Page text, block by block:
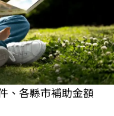
、各縣市補助金額